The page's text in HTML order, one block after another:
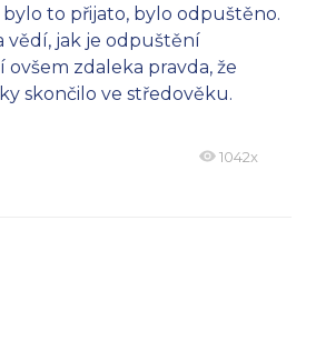
bylo to přijato, bylo odpuštěno.
vědí, jak je odpuštění
zdaleka pravda, že
skončilo ve středověku.
1042x